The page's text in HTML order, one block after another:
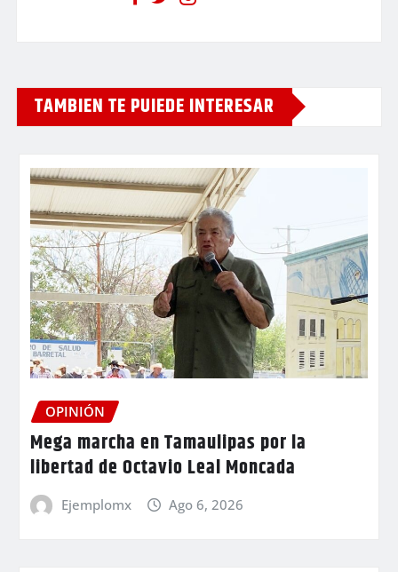
TAMBIEN TE PUIEDE INTERESAR
OPINIÓN
Mega marcha en Tamaulipas por la
libertad de Octavio Leal Moncada
Ejemplomx Ago 6, 2026